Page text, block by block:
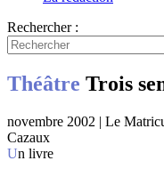
Rechercher :
Théâtre Trois
novembre 2002 | Le
Cazaux
Un livre